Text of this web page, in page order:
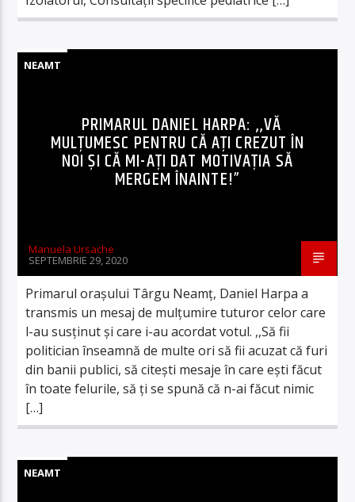
NEAMT
PRIMARUL DANIEL HARPA: ,,VĂ
MULȚUMESC PENTRU CĂ AȚI CREZUT ÎN
NOI ȘI CĂ MI-AȚI DAT MOTIVAȚIA SĂ
MERGEM ÎNAINTE!”
Manuela Ursache
SEPTEMBRIE 29, 2020
Primarul orașului Târgu Neamț, Daniel Harpa a
transmis un mesaj de mulțumire tuturor celor care
l-au susținut și care i-au acordat votul. ,,Să fii
politician înseamnă de multe ori să fii acuzat că furi
din banii publici, să citești mesaje în care ești făcut
în toate felurile, să ți se spună că n-ai făcut nimic
[…]
NEAMT